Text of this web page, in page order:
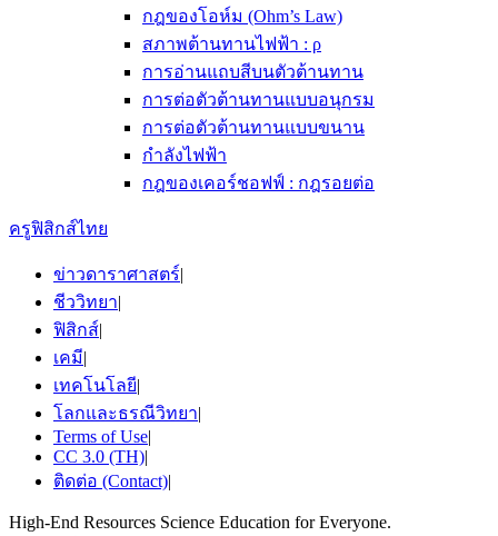
กฎของโอห์ม (Ohm’s Law)
สภาพต้านทานไฟฟ้า : ρ
การอ่านแถบสีบนตัวต้านทาน
การต่อตัวต้านทานแบบอนุกรม
การต่อตัวต้านทานแบบขนาน
กำลังไฟฟ้า
กฎของเคอร์ชอฟฟ์ : กฎรอยต่อ
ครูฟิสิกส์ไทย
ข่าวดาราศาสตร์|
ชีววิทยา|
ฟิสิกส์|
เคมี|
เทคโนโลยี|
โลกและธรณีวิทยา|
Terms of Use|
CC 3.0 (TH)|
ติดต่อ (Contact)|
High-End Resources Science Education for Everyone.